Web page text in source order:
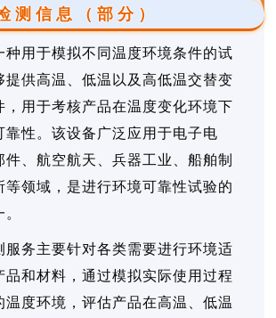
测信息（部分）
种用于模拟不同温度环境条件的试
提供高温、低温以及高低温交替变
，用于考核产品在温度变化环境下
靠性。该设备广泛应用于电子电
件、航空航天、兵器工业、船舶制
等领域，是进行环境可靠性试验的
服务主要针对各类需要进行环境适
品和材料，通过模拟实际使用过程
温度环境，评估产品在高温、低温